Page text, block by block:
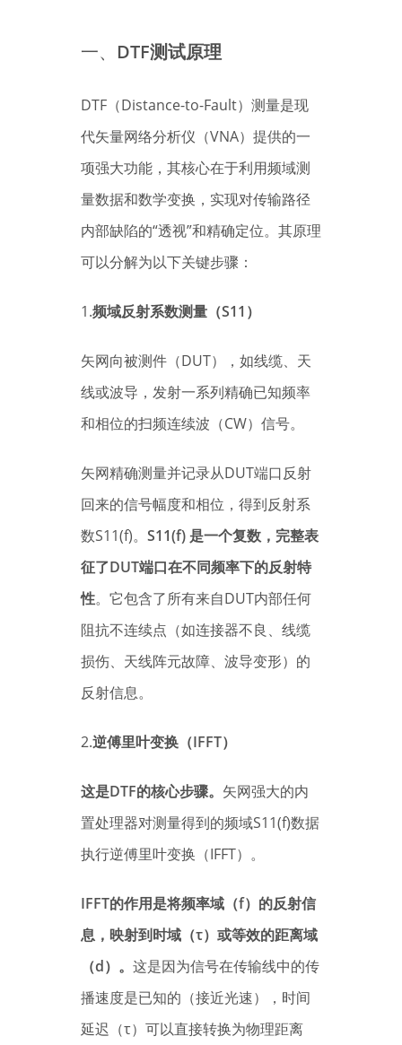
一、 DTF测试原理
DTF（Distance-to-Fault）测量是现
代矢量网络分析仪（VNA）提供的一
项强大功能，其核心在于利用频域测
量数据和数学变换，实现对传输路径
内部缺陷的“透视”和精确定位。其原理
可以分解为以下关键步骤：
1.频域反射系数测量（S11）
矢网向被测件（DUT），如线缆、天
线或波导，发射一系列精确已知频率
和相位的扫频连续波（CW）信号。
矢网精确测量并记录从DUT端口反射
回来的信号幅度和相位，得到反射系
数S11(f)。 S11(f) 是一个复数，完整表
征了DUT端口在不同频率下的反射特
性。它包含了所有来自DUT内部任何
阻抗不连续点（如连接器不良、线缆
损伤、天线阵元故障、波导变形）的
反射信息。
2.逆傅里叶变换（IFFT）
这是DTF的核心步骤。 矢网强大的内
置处理器对测量得到的频域S11(f)数据
执行逆傅里叶变换（IFFT）。
IFFT的作用是将频率域（f）的反射信
息，映射到时域（τ）或等效的距离域
（d）。 这是因为信号在传输线中的传
播速度是已知的（接近光速），时间
延迟（τ）可以直接转换为物理距离